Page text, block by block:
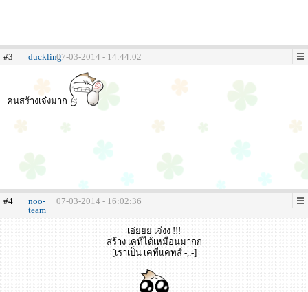
#3 duckling07-03-2014 - 14:44:02
คนสร้างเจ๋งมาก
#4
noo-
team
07-03-2014 - 16:02:36
เอ่ยยย เจ๋งง !!!
สร้าง เคที่ได้เหมือนมากก
[เราเป็น เคที่แคทส์ -,.-]